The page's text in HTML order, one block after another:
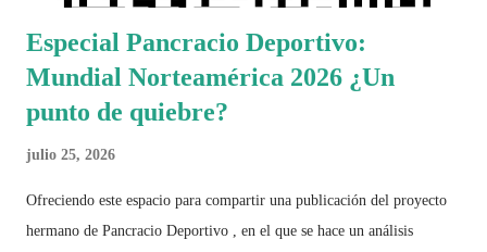
Especial Pancracio Deportivo:
Mundial Norteamérica 2026 ¿Un
punto de quiebre?
julio 25, 2026
Ofreciendo este espacio para compartir una publicación del proyecto
hermano de Pancracio Deportivo , en el que se hace un análisis